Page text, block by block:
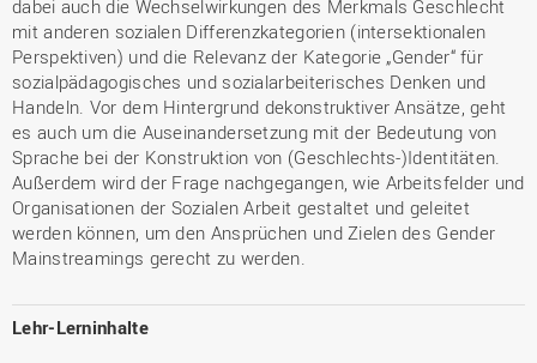
dabei auch die Wechselwirkungen des Merkmals Geschlecht
mit anderen sozialen Differenzkategorien (intersektionalen
Perspektiven) und die Relevanz der Kategorie „Gender“ für
sozialpädagogisches und sozialarbeiterisches Denken und
Handeln. Vor dem Hintergrund dekonstruktiver Ansätze, geht
es auch um die Auseinandersetzung mit der Bedeutung von
Sprache bei der Konstruktion von (Geschlechts-)Identitäten.
Außerdem wird der Frage nachgegangen, wie Arbeitsfelder und
Organisationen der Sozialen Arbeit gestaltet und geleitet
werden können, um den Ansprüchen und Zielen des Gender
Mainstreamings gerecht zu werden.
Lehr-Lerninhalte